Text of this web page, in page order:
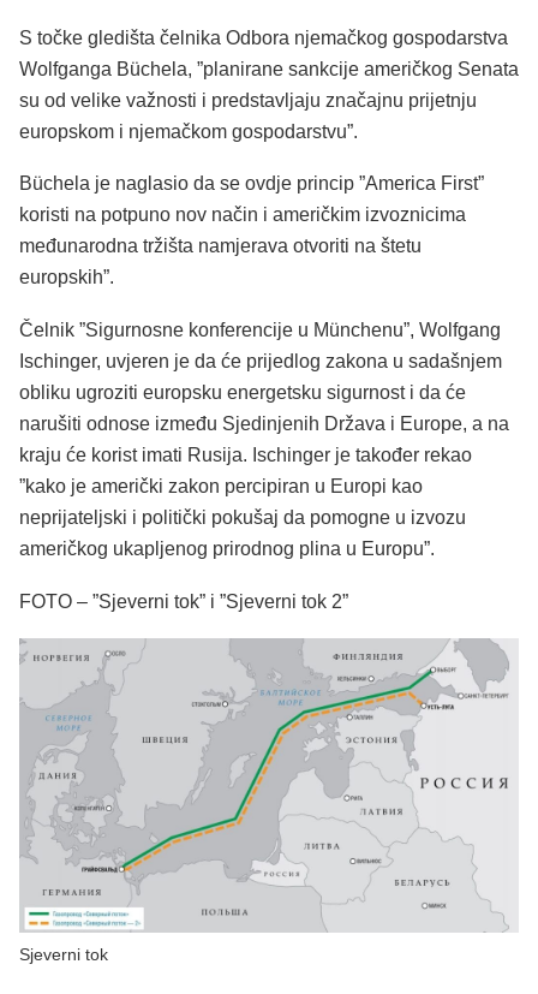
S točke gledišta čelnika Odbora njemačkog gospodarstva
Wolfganga Büchela, ”planirane sankcije američkog Senata
su od velike važnosti i predstavljaju značajnu prijetnju
europskom i njemačkom gospodarstvu”.
Büchela je naglasio da se ovdje princip ”America First”
koristi na potpuno nov način i američkim izvoznicima
međunarodna tržišta namjerava otvoriti na štetu
europskih”.
Čelnik ”Sigurnosne konferencije u Münchenu”, Wolfgang
Ischinger, uvjeren je da će prijedlog zakona u sadašnjem
obliku ugroziti europsku energetsku sigurnost i da će
narušiti odnose između Sjedinjenih Država i Europe, a na
kraju će korist imati Rusija. Ischinger je također rekao
”kako je američki zakon percipiran u Europi kao
neprijateljski i politički pokušaj da pomogne u izvozu
američkog ukapljenog prirodnog plina u Europu”.
FOTO – ”Sjeverni tok” i ”Sjeverni tok 2”
Sjeverni tok